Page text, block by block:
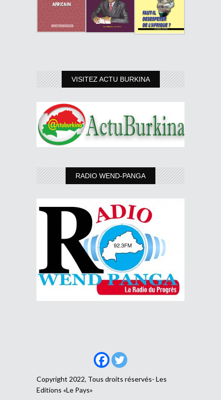
VISITEZ ACTU BURKINA
RADIO WEND-PANGA
Copyright 2022, Tous droits réservés- Les
Editions «Le Pays»